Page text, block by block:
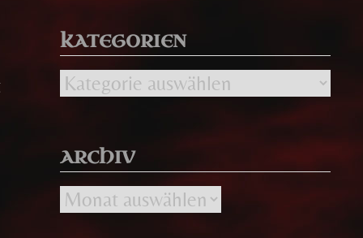
KATEGORIEN
Kategorien
ARCHIV
Archiv